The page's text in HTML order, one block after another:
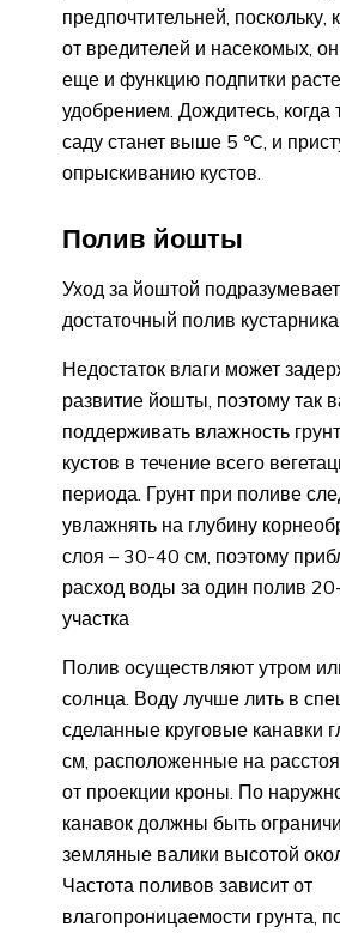
предпочтительней,
от вредителей и насекомых,
еще и функцию подпитки
удобрением. Дождитесь, когда
саду станет выше 5 ºC, и
опрыскиванию кустов.
Полив йошты
Уход за йоштой
достаточный полив кустарника
Недостаток влаги может
развитие йошты, поэтому так
поддерживать влажность
кустов в течение всего
периода. Грунт при поливе
увлажнять на глубину
слоя – 30-40 см, поэтому
расход воды за один полив
участка
Полив осуществляют утром
солнца. Воду лучше лить в
сделанные круговые канавки
см, расположенные на
от проекции кроны. По
канавок должны быть
земляные валики высотой
Частота поливов зависит от
влагопроницаемости грунта,